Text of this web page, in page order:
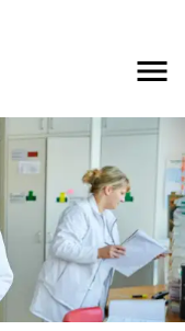
menu